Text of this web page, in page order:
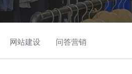
网站建设 问答营销